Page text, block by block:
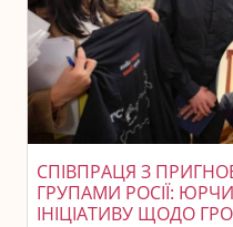
СПІВПРАЦЯ З
ГРУПАМИ РОСІЇ:
ІНІЦІАТИВУ ЩОДО